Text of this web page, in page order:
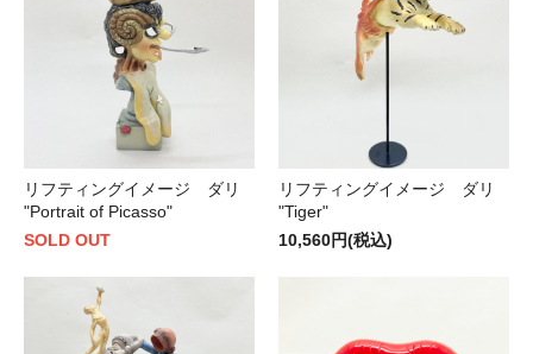
リフティングイメージ ダリ
"Portrait of Picasso"
SOLD OUT
リフティングイメージ ダリ
"Tiger"
10,560円(税込)